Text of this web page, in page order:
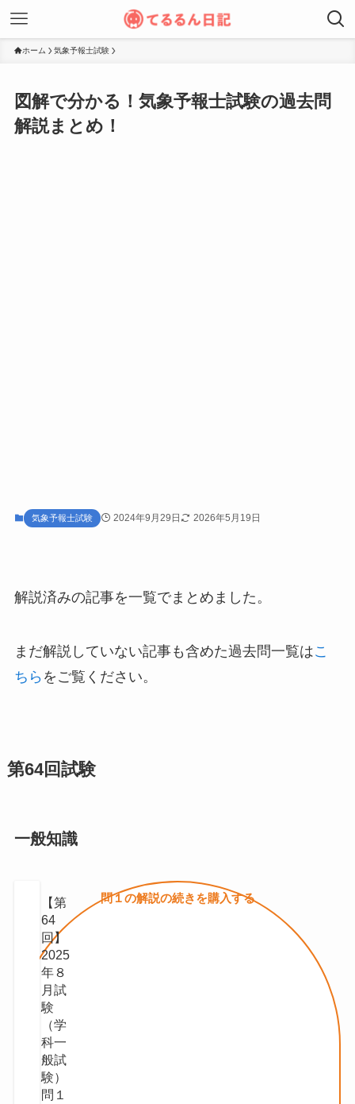
ホーム 気象予報士試験
図解で分かる！気象予報士試験の過去問
解説まとめ！
気象予報士試験 2024年9月29日 2026年5月19日
解説済みの記事を一覧でまとめました。
まだ解説していない記事も含めた過去問一覧はこ
ちら をご覧ください。
第64回試験
一般知識
【第
64
回】
2025
年８
月試
験
（学
科一
般試
験）
問１
問１の解説の続きを購入する